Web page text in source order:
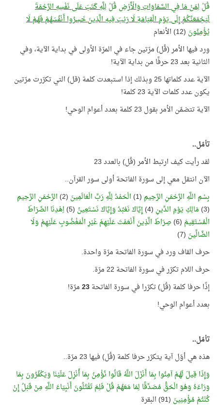
قُلْلِمَنْ مَا فِي السَّمَاوَاتِ وَالْأَرْضِ قُلْلِلَّهِ كَتَبَ عَلَى نَفْسِهِ الرَّحْمَةَ
لَيَجْمَعَنَّكُمْ إِلَى يَوْمِ الْقِيَامَةِ لَا رَيْبَ فِيهِ الَّذِينَ خَسِرُوا أَنْفُسَهُمْ فَهُمْ لَا
يُؤْمِنُونَ (12) الأنعام
ورد فيها الأمر (قُل) مرّتين جاء في المرّة الأولى في بداية الآية، وفي
الثانية بعد 23 حرفًا من بداية الآية!
الآية عدد كلماتها 25 وبذلك إذا استبعدت كلمة (قل) التي تكرّرت مرّتين
يكون عدد كلمات الآية 23 كلمة!
الآية تتضمّن الأمر بقول 23 كلمة بعدد أعوام الوحي!
تأمّل..
لقد رأيت كيف ارتبط الأمر (قُل) بالعدد 23
الآن انتقل معي إلى سورة الفاتحة أولى سور القرآن..
بِسْمِ اللَّهِ الرَّحْمَنِ الرَّحِيمِ (1) الْحَمْدُ لِلَّهِ رَبِّ الْعَالَمِينَ (2)
الرَّحْمَنِ الرَّحِيمِ
(3)
مَالِكِ يَوْمِ الدِّينِ (4) إِيَّاكَ نَعْبُدُ وَإِيَّاكَ نَسْتَعِينُ (5)
اِهْدِنَا الصِّرَاطَ
الْمُسْتَقِيمَ (6)
صِرَاطَ الَّذِينَ أَنْعَمْتَ عَلَيْهِمْ غَيْرِ الْمَغْضُوبِ عَلَيْهِمْ وَلَا
الضَّالِّينَ (7)
حرف القاف ورد في سورة الفاتحة مرّة واحدة.
حرف اللام تكرّر في سورة الفاتحة 22 مرّة.
إذًا حرفا كلمة (قُل) تكرّرا في سورة الفاتحة23مرّة!
بعدد أعوام الوحي!
تأمّل..
هذه هي أوّل آية يتكرّر حرفا كلمة (قُل) فيها 23 مرّة..
وَإِذَا قِيلَ لَهُمْ آمِنُوا بِمَا أَنْزَلَ اللَّهُ قَالُوا نُؤْمِنُ بِمَا أُنْزِلَ عَلَيْنَا وَيَكْفُرُونَ بِمَا
وَرَاءَهُ وَهُوَ الْحَقُّ مُصَدِّقًا لِمَا مَعَهُمْ قُلْ فَلِمَ تَقْتُلُونَ أَنْبِيَاءَ اللَّهِ مِنْ قَبْلُ إِنْ
كُنْتُمْ مُؤْمِنِينَ (91) البقرة